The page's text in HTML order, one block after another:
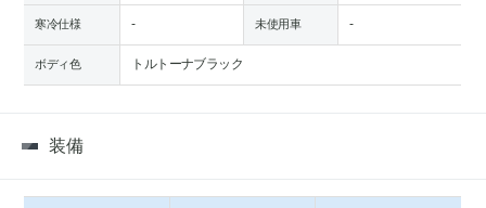
寒冷仕様 - 未使用車 -
ボディ色 トルトーナブラック
装備